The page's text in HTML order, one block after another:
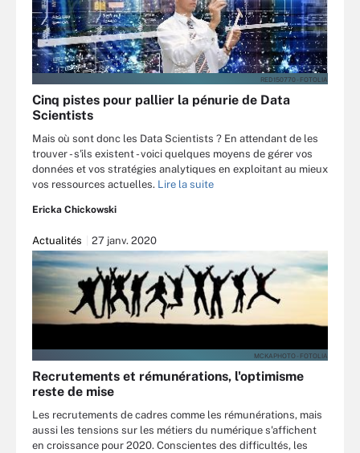
RED150770 - FOTOLIA
Cinq pistes pour pallier la pénurie de Data
Scientists
Mais où sont donc les Data Scientists ? En attendant de les
trouver - s'ils existent - voici quelques moyens de gérer vos
données et vos stratégies analytiques en exploitant au mieux
vos ressources actuelles. Lire la suite
Ericka Chickowski
Actualités 27 janv. 2020
MCKAPHOTO - FOTOLIA
Recrutements et rémunérations, l'optimisme
reste de mise
Les recrutements de cadres comme les rémunérations, mais
aussi les tensions sur les métiers du numérique s'affichent
en croissance pour 2020. Conscientes des difficultés, les